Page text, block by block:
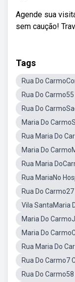
Agende sua
sem caução!
Tags
Rua Do
Rua Do Carmo55
Rua Do
Maria Do
Rua Maria Do
Maria Do
Rua Maria
Rua MariaNo
Rua Do
Vila SantaMaria
Maria Do
Maria Do
Rua Maria Do
Rua Do Carmo7
Rua Do